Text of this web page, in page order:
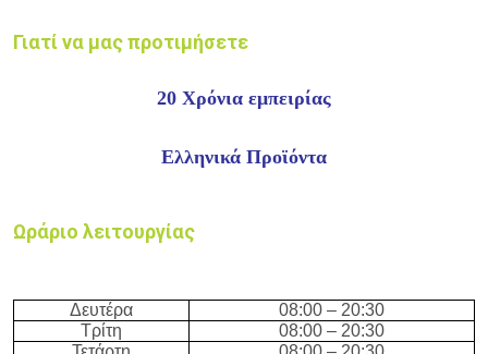
Γιατί να μας προτιμήσετε
20 Xρόνια εμπειρίας
Ελληνικά Προϊόντα
Ωράριο λειτουργίας
Δευτέρα 08:00 – 20:30
Τρίτη
08:00 – 20:30